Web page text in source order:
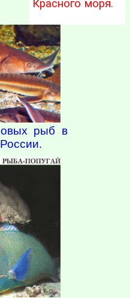
Красного моря.
рыб в